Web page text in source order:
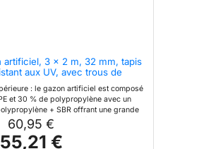
artificiel, 3 x 2 m, 32 mm, tapis
aux UV, avec trous de
patio, animaux domestiques
: le gazon artificiel est composé
et 30 % de polypropylène avec un
+ SBR offrant une grande
Parfaitement adapté pour le balcon,
terrasse ou d'autres espaces de loisirs
Aspect gazon naturel : avec 21 100
60,95 €
55,21 €